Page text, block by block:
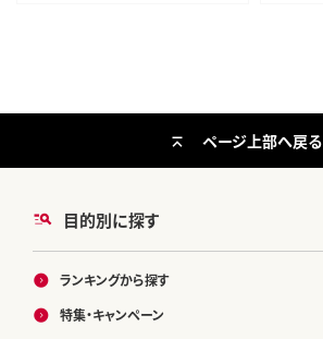
目的別に探す
ランキングから探す
特集・キャンペーン
ページ上部へ戻る